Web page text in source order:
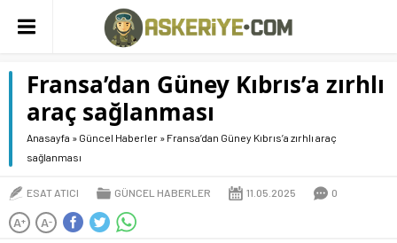
Fransa’dan Güney Kıbrıs’a zırhlı
araç sağlanması
Anasayfa » Güncel Haberler » Fransa’dan Güney Kıbrıs’a zırhlı araç
sağlanması
ESAT ATICI GÜNCEL HABERLER 11.05.2025 0
A+ A-